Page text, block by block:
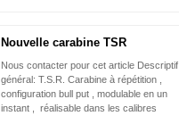
Nouvelle carabine TSR
Nous contacter pour cet article Descriptif
général: T.S.R. Carabine à répétition ,
configuration bull put , modulable en un
instant , réalisable dans les calibres